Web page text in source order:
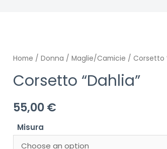
Home / Donna / Maglie/Camicie / Corsetto
Corsetto “Dahlia”
55,00€
Misura